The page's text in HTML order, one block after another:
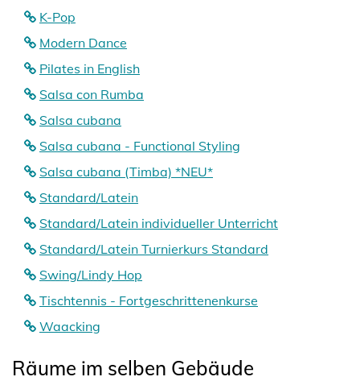
K-Pop
Modern Dance
Pilates in English
Salsa con Rumba
Salsa cubana
Salsa cubana - Functional Styling
Salsa cubana (Timba) *NEU*
Standard/Latein
Standard/Latein individueller Unterricht
Standard/Latein Turnierkurs Standard
Swing/Lindy Hop
Tischtennis - Fortgeschrittenenkurse
Waacking
Räume im selben Gebäude